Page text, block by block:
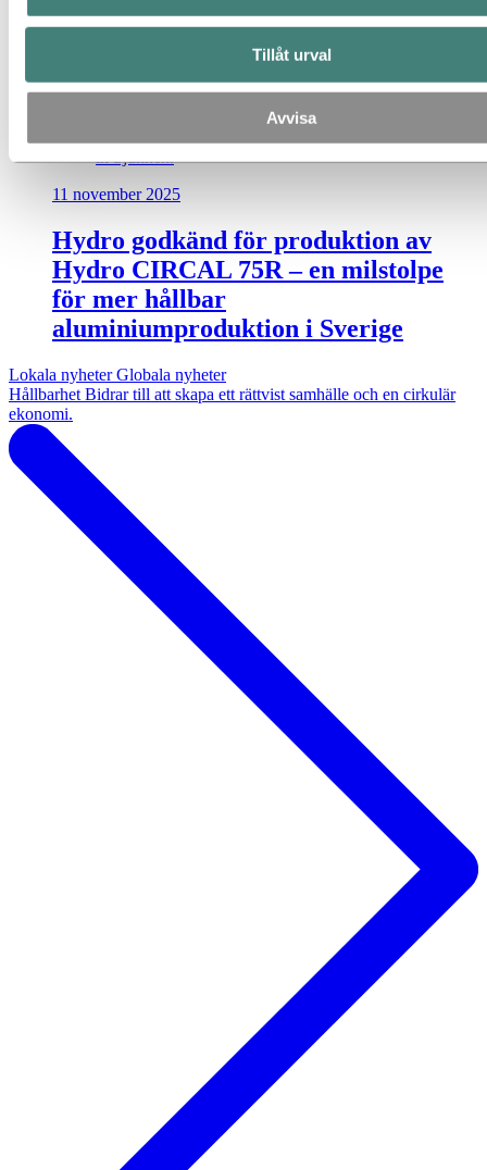
Tillåt urval
Avvisa
Hydro intends to switch to 100 percent locally
produced power from renewable energy sources
for the operation of its three aluminium extrusion
in Sjunnen.
11 november 2025
Hydro godkänd för produktion av
Hydro CIRCAL 75R – en milstolpe
för mer hållbar
aluminiumproduktion i Sverige
Lokala nyheterGlobala nyheter
Hållbarhet Bidrar till att skapa ett rättvist samhälle och en cirkulär
ekonomi.